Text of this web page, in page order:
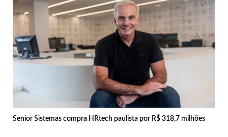
Senior Sistemas compra HRtech paulista por R$ 318,7 milhões